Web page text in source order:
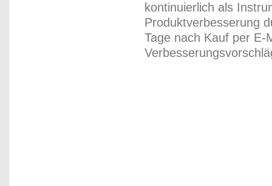
kontinuierlich als
Produktverbesserung
Tage nach Kauf per E-